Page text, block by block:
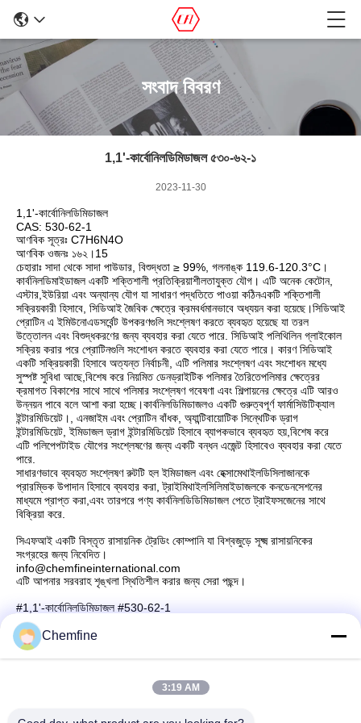
সংবাদ বিবরণ
1,1'-কার্বোনিলডিমিডাজল ৫৩০-৬২-১
2023-11-30
1,1'-কার্বোনিলডিমিডাজল
CAS: 530-62-1
আণবিক সূত্রঃ C7H6N4O
আণবিক ওজনঃ ১৬২।15
চেহারাঃ সাদা থেকে সাদা পাউডার, বিশুদ্ধতা ≥ 99%, গলনাঙ্ক 119.6-120.3°C।
কার্বনিলডিমাইডাজল একটি শক্তিশালী প্রতিক্রিয়াশীলতাযুক্ত যৌগ। এটি অনেক কেটোন,
এস্টার,ইউরিয়া এবং অন্যান্য যৌগ যা সাধারণ পদ্ধতিতে পাওয়া কঠিনএকটি শক্তিশালী
সক্রিয়কারী হিসাবে, সিডিআই জৈবিক ক্ষেত্রে ক্রমবর্ধমানভাবে অধ্যয়ন করা হয়েছে।সিডিআই
প্রোটিন এ ইমিউনোএডসর্বেন্ট উপকরণগুলি সংশ্লেষণ করতে ব্যবহৃত হয়েছে যা তরল
উত্তোলন এবং বিশুদ্ধকরণের জন্য ব্যবহার করা যেতে পারে. সিডিআই পলিথিলিন গ্লাইকোল
সক্রিয় করার পরে প্রোটিনগুলি সংশোধন করতে ব্যবহার করা যেতে পারে। কারণ সিডিআই
একটি সক্রিয়কারী হিসাবে অত্যন্ত নির্বাচনী, এটি পলিমার সংশ্লেষণ এবং সংশোধন মধ্যে
সুস্পষ্ট সুবিধা আছে,বিশেষ করে নিয়মিত ডেনড্রাইটিক পলিমার তৈরিতেপলিমার ক্ষেত্রের
ক্রমাগত বিকাশের সাথে সাথে পলিমার সংশ্লেষণ গবেষণা এবং শিল্পায়নের ক্ষেত্রে এটি আরও
উন্নয়ন পাবে বলে আশা করা হচ্ছে।কার্বনিলডিমিডাজলও একটি গুরুত্বপূর্ণ ফার্মাসিউটিক্যাল
ইন্টারমিডিয়েট।, এনজাইম এবং প্রোটিন বাঁধক, অ্যান্টিবায়োটিক সিন্থেটিক ড্রাগ
ইন্টারমিডিয়েট, ইমিডাজল ড্রাগ ইন্টারমিডিয়েট হিসাবে ব্যাপকভাবে ব্যবহৃত হয়,বিশেষ করে
এটি পলিপেপটাইড যৌগের সংশ্লেষণের জন্য একটি বন্ধন এজেন্ট হিসাবেও ব্যবহার করা যেতে
পারে.
সাধারণভাবে ব্যবহৃত সংশ্লেষণ রুটটি হল ইমিডাজল এবং হেক্সামেথাইলডিসিলাজানকে
প্রারম্ভিক উপাদান হিসাবে ব্যবহার করা, ট্রাইমিথাইলসিলিমাইডাজলকে কনডেনসেশনের
মাধ্যমে প্রাপ্ত করা,এবং তারপরে পণ্য কার্বনিলডিডিমিডাজল পেতে ট্রাইফসজেনের সাথে
বিক্রিয়া করে.
সিএফআই একটি বিস্তৃত রাসায়নিক ট্রেডিং কোম্পানি যা বিশ্বজুড়ে সূক্ষ্ম রাসায়নিকের
সংগ্রহের জন্য নিবেদিত।
info@chemfineinternational.com
এটি আপনার সরবরাহ শৃঙ্খলা স্থিতিশীল করার জন্য সেরা পছন্দ।
#1,1'-কার্বোনিলডিমিডাজল #530-62-1
Chemfine
3:19 AM